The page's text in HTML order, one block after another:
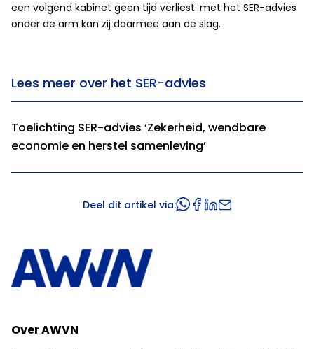
een volgend kabinet geen tijd verliest: met het SER-advies
onder de arm kan zij daarmee aan de slag.
Lees meer over het SER-advies
Toelichting SER-advies ‘Zekerheid, wendbare
economie en herstel samenleving’
Deel dit artikel via:
Over AWVN